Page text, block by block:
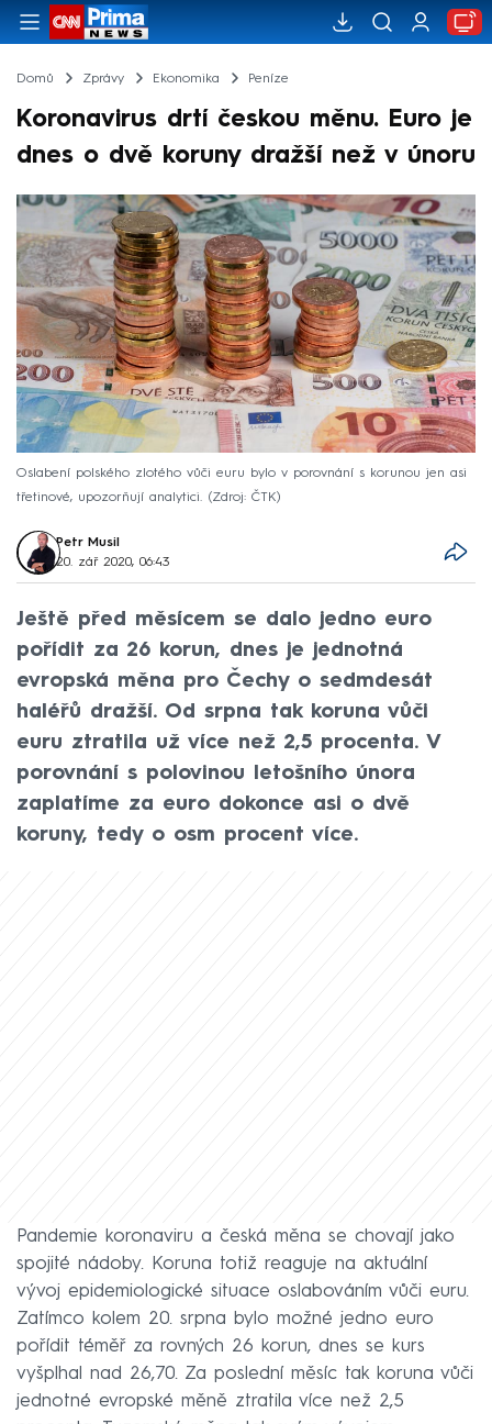
Domů Zprávy Ekonomika Peníze
Koronavirus drtí českou měnu. Euro je
dnes o dvě koruny dražší než v únoru
Oslabení polského zlotého vůči euru bylo v porovnání s korunou jen asi
třetinové, upozorňují analytici.
Zdroj: ČTK
Petr Musil
20. zář 2020, 06:43
Ještě před měsícem se dalo jedno euro
pořídit za 26 korun, dnes je jednotná
evropská měna pro Čechy o sedmdesát
haléřů dražší. Od srpna tak koruna vůči
euru ztratila už více než 2,5 procenta. V
porovnání s polovinou letošního února
zaplatíme za euro dokonce asi o dvě
koruny, tedy o osm procent více.
Pandemie koronaviru a česká měna se chovají jako
spojité nádoby. Koruna totiž reaguje na aktuální
vývoj epidemiologické situace oslabováním vůči euru.
Zatímco kolem 20. srpna bylo možné jedno euro
pořídit téměř za rovných 26 korun, dnes se kurs
vyšplhal nad 26,70. Za poslední měsíc tak koruna vůči
jednotné evropské měně ztratila více než 2,5